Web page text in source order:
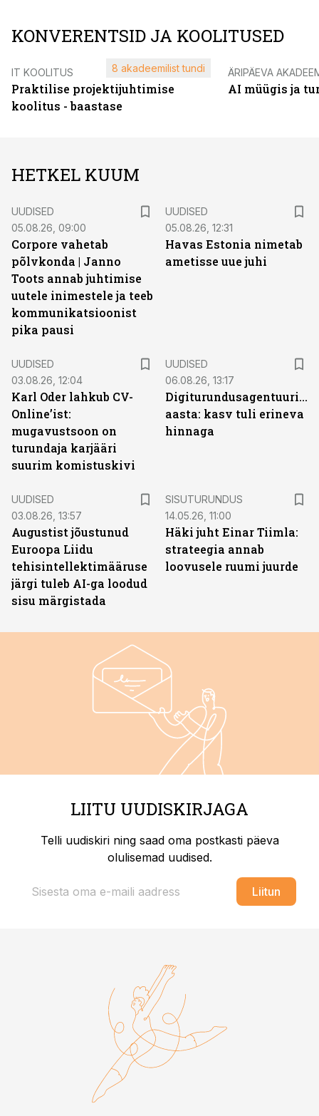
KONVERENTSID JA KOOLITUSED
IT KOOLITUS
Praktilise projektijuhtimise
koolitus - baastase
8 akadeemilist tundi ÄRIPÄEVA
AI müügis ja
HETKEL KUUM
UUDISED
05.08.26, 09:00
Corpore vahetab
põlvkonda | Janno
Toots annab juhtimise
uutele inimestele ja teeb
kommunikatsioonist
pika pausi
UUDISED
05.08.26, 12:31
Havas Estonia nimetab
ametisse uue juhi
UUDISED
03.08.26, 12:04
Karl Oder lahkub CV-
Online’ist:
mugavustsoon on
turundaja karjääri
suurim komistuskivi
UUDISED
06.08.26, 13:17
Digiturundusagentuuride
aasta: kasv tuli erineva
hinnaga
UUDISED
03.08.26, 13:57
Augustist jõustunud
Euroopa Liidu
tehisintellektimääruse
järgi tuleb AI-ga loodud
sisu märgistada
SISUTURUNDUS
14.05.26, 11:00
Häki juht Einar Tiimla:
strateegia annab
loovusele ruumi juurde
LIITU UUDISKIRJAGA
Telli uudiskiri ning saad oma postkasti päeva
olulisemad uudised.
Liitun